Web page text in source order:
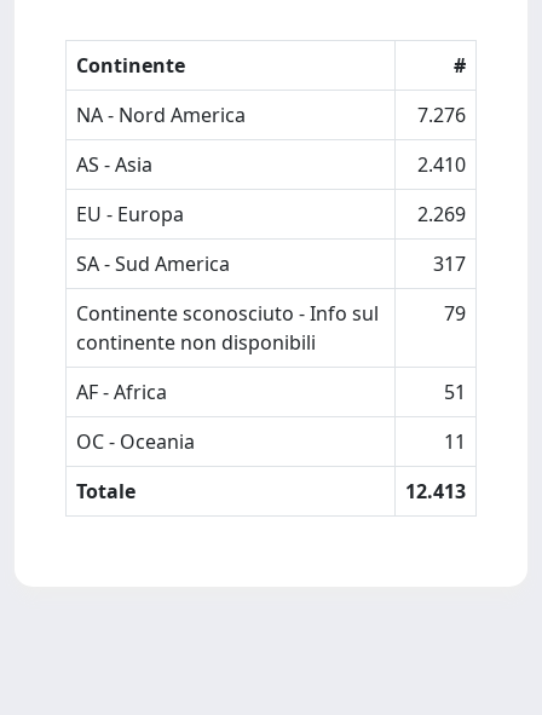
Continente
#
NA - Nord America
7.276
AS - Asia
2.410
EU - Europa
2.269
SA - Sud America
317
Continente sconosciuto - Info sul
continente non disponibili
79
AF - Africa
51
OC - Oceania
11
Totale
12.413